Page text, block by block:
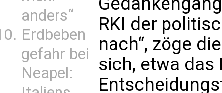
anders“
Erdbeben
gefahr bei
Neapel:
RKI der
nach“, zöge
sich, etwa das